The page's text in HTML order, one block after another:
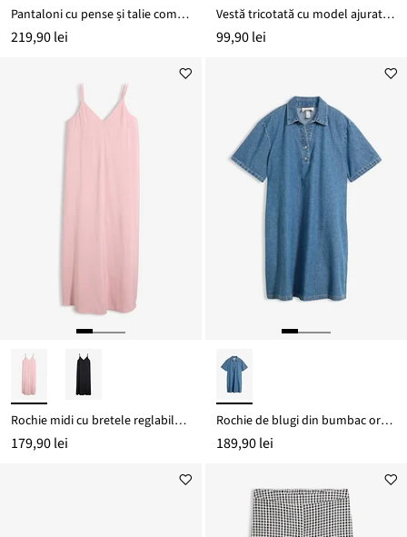
Pantaloni cu pense și talie comodă
219,90 lei
Vestă tricotată cu model ajurat din material cu bumbac
99,90 lei
Rochie midi cu bretele reglabile din amestec de viscoză
179,90 lei
Rochie de blugi din bumbac organic
189,90 lei